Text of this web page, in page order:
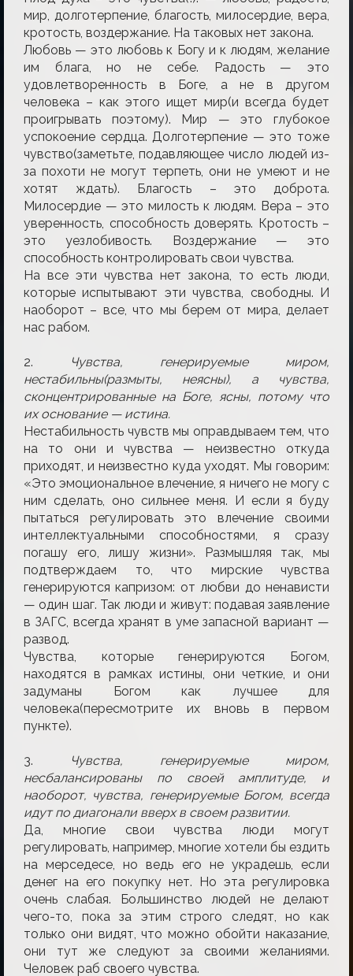
мир, долготерпение, благость, милосердие, вера,
кротость, воздержание. На таковых нет закона.
Любовь — это любовь к Богу и к людям, желание
им блага, но не себе. Радость — это
удовлетворенность в Боге, а не в другом
человека – как этого ищет мир(и всегда будет
проигрывать поэтому). Мир — это глубокое
успокоение сердца. Долготерпение — это тоже
чувство(заметьте, подавляющее число людей из-
за похоти не могут терпеть, они не умеют и не
хотят ждать). Благость – это доброта.
Милосердие — это милость к людям. Вера – это
уверенность, способность доверять. Кротость –
это yезлобивость. Воздержание — это
способность контролировать свои чувства.
На все эти чувства нет закона, то есть люди,
которые испытывают эти чувства, свободны. И
наоборот – все, что мы берем от мира, делает
нас рабом.
2.
Чувства, генерируемые миром,
нестабильны(размыты, неясны), а чувства,
сконцентрированные на Боге, ясны, потому что
их основание — истина.
Нестабильность чувств мы оправдываем тем, что
на то они и чувства — неизвестно откуда
приходят, и неизвестно куда уходят. Мы говорим:
«Это эмоциональное влечение, я ничего не могу с
ним сделать, оно сильнее меня. И если я буду
пытаться регулировать это влечение своими
интеллектуальными способностями, я сразу
погашу его, лишу жизни». Размышляя так, мы
подтверждаем то, что мирские чувства
генерируются капризом: от любви до ненависти
— один шаг. Так люди и живут: подавая заявление
в ЗАГС, всегда хранят в уме запасной вариант —
развод.
Чувства, которые генерируютcя Богом,
находятся в рамках истины, они четкие, и они
задуманы Богом как лучшее для
человека(пересмотрите их вновь в первом
пункте).
3.
Чувства, генерируемые миром,
несбалансированы по своей амплитуде, и
наоборот, чувства, генерируемые Богом, всегда
идут по диагонали вверх в своем развитии.
Да, многие свои чувства люди могут
регулировать, например, многие хотели бы ездить
на мерседесе, но ведь его не украдешь, если
денег на его покупку нет. Но эта регулировка
очень слабая. Большинство людей не делают
чего-то, пока за этим строго следят, но как
только они видят, что можно обойти наказание,
они тут же следуют за своими желаниями.
Человек раб своего чувства.